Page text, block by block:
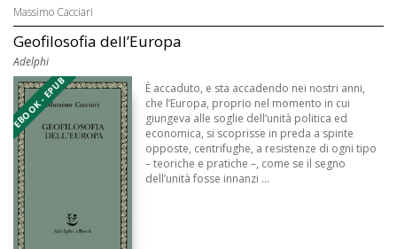
Massimo Cacciari
Geofilosofia dell’Europa
Adelphi
EBOOK - EPUB
È accaduto, e sta accadendo nei nostri anni,
che l’Europa, proprio nel momento in cui
giungeva alle soglie dell’unità politica ed
economica, si scoprisse in preda a spinte
opposte, centrifughe, a resistenze di ogni tipo
– teoriche e pratiche –, come se il segno
dell’unità fosse innanzi ...